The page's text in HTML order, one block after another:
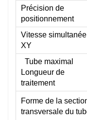
Précision de
positionnement
Vitesse simultanée
XY
Tube maximal
Longueur de
traitement
Forme de la
transversale du
Japon SMC/
Japon SMC
Japon SMC